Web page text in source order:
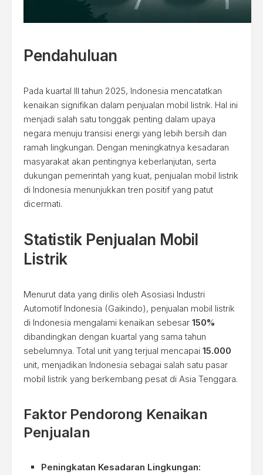
Pendahuluan
Pada kuartal III tahun 2025, Indonesia mencatatkan
kenaikan signifikan dalam penjualan mobil listrik. Hal ini
menjadi salah satu tonggak penting dalam upaya
negara menuju transisi energi yang lebih bersih dan
ramah lingkungan. Dengan meningkatnya kesadaran
masyarakat akan pentingnya keberlanjutan, serta
dukungan pemerintah yang kuat, penjualan mobil listrik
di Indonesia menunjukkan tren positif yang patut
dicermati.
Statistik Penjualan Mobil
Listrik
Menurut data yang dirilis oleh Asosiasi Industri
Automotif Indonesia (Gaikindo), penjualan mobil listrik
di Indonesia mengalami kenaikan sebesar 150%
dibandingkan dengan kuartal yang sama tahun
sebelumnya. Total unit yang terjual mencapai 15.000
unit, menjadikan Indonesia sebagai salah satu pasar
mobil listrik yang berkembang pesat di Asia Tenggara.
Faktor Pendorong Kenaikan
Penjualan
Peningkatan Kesadaran Lingkungan: